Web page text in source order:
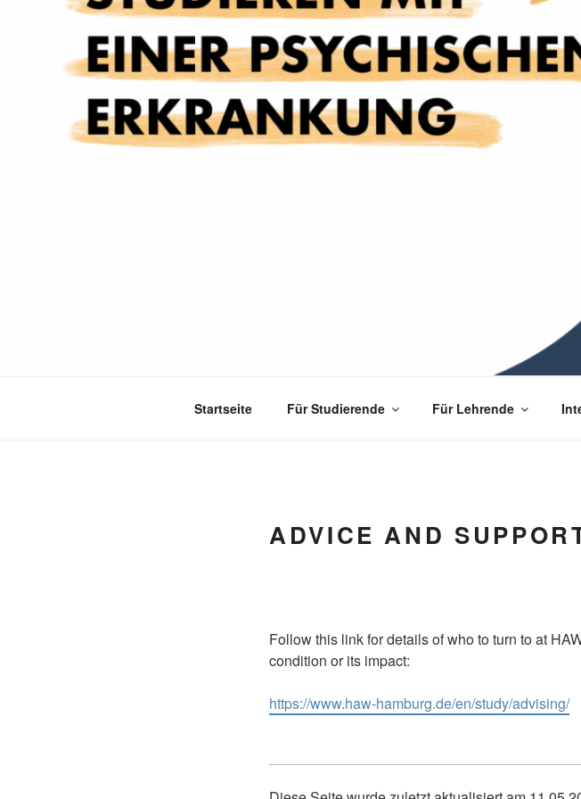
Startseite Für Studierende Für Lehrende
ADVICE AND
Follow this link for details of who to turn to at
condition or its impact:
https://www.haw-hamburg.de/en/study/advising/